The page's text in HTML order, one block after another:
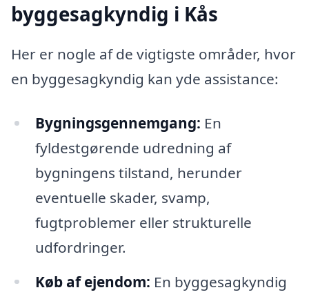
byggesagkyndig i Kås
Her er nogle af de vigtigste områder, hvor
en byggesagkyndig kan yde assistance:
Bygningsgennemgang: En
fyldestgørende udredning af
bygningens tilstand, herunder
eventuelle skader, svamp,
fugtproblemer eller strukturelle
udfordringer.
Køb af ejendom: En byggesagkyndig